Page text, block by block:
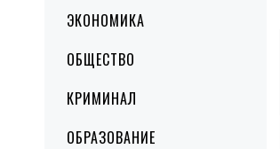
ЭКОНОМИКА
ОБЩЕСТВО
КРИМИНАЛ
ОБРАЗОВАНИЕ